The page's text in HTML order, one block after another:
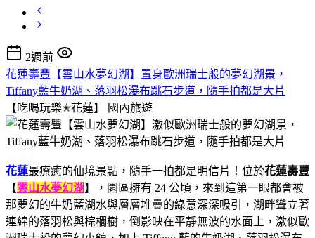
2週前
花蓮壽豐【雲山水夢幻湖】置身歐洲瑞士般的夢幻湖景，
Tiffany藍牛奶湖、落羽松瀑布跳石步道，隨手拍都是大片
【吃喝玩樂✭花蓮】
國內旅遊
花蓮最療癒的仙境景點，隨手一拍都是明信片！位於花蓮壽豐
【雲山水夢幻湖】，園區擁有 24 公頃，來到這第一眼都會被
那夢幻的牛奶藍湖水與層層堆疊的綠意深深吸引，湖畔聳立著
連綿的落羽松與棕櫚樹，倒影映在平靜無波的水面上，激似歐